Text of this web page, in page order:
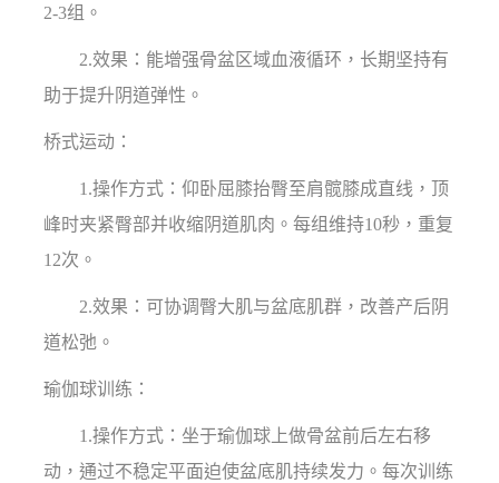
2-3组。
2.效果：能增强骨盆区域血液循环，长期坚持有
助于提升阴道弹性。
桥式运动：
1.操作方式：仰卧屈膝抬臀至肩髋膝成直线，顶
峰时夹紧臀部并收缩阴道肌肉。每组维持10秒，重复
12次。
2.效果：可协调臀大肌与盆底肌群，改善产后阴
道松弛。
瑜伽球训练：
1.操作方式：坐于瑜伽球上做骨盆前后左右移
动，通过不稳定平面迫使盆底肌持续发力。每次训练